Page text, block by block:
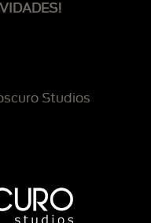
Studios